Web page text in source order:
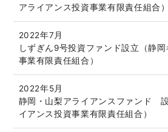
アライアンス投資事業有限責任組合）
2022年7月
しずぎん9号投資ファンド設立（静
事業有限責任組合）
2022年5月
静岡・山梨アライアンスファンド
イアンス投資事業有限責任組合）